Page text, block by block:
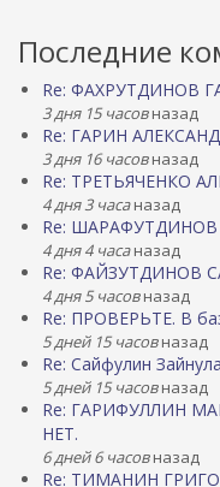
Последние
Re: ФАХРУТДИНОВ
3 дня 15 часовназад
Re: ГАРИН
3 дня 16 часовназад
Re: ТРЕТЬЯЧЕНКО
4 дня 3 часаназад
Re:
4 дня 4 часаназад
Re: ФАЙЗУТДИНОВ
4 дня 5 часовназад
Re: ПРОВЕРЬТЕ. В
5 дней 15 часовназад
Re: Сайфулин
5 дней 15 часовназад
Re: ГАРИФУЛЛИН
НЕТ.
6 дней 6 часовназад
Re: ТИМАНИН